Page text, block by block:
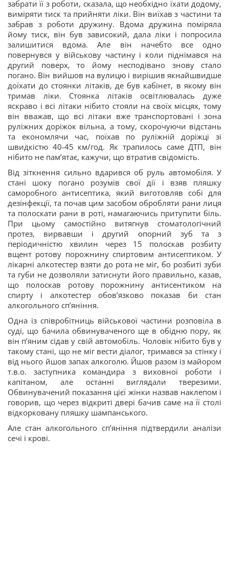
забрати її з роботи, сказала, що необхідно їхати додому,
виміряти тиск та прийняти ліки. Він виїхав з частини та
забрав з роботи дружину. Вдома дружина поміряла
йому тиск, він був зависокий, дала ліки і попросила
залишитися вдома. Але він начебто все одно
повернувся у військову частину і коли піднімався на
другий поверх, то йому несподівано знову стало
погано. Він вийшов на вулицю і вирішив якнайшвидше
доїхати до стоянки літаків, де був кабінет, в якому він
тримав ліки. Стоянка літаків освітлювалась дуже
яскраво і всі літаки нібито стояли на своїх місцях, тому
він вважав, що всі літаки вже транспортовані і зона
руліжних доріжок вільна, а тому, скорочуючи відстань
та економлячи час, поїхав по руліжній доріжці зі
швидкістю 40-45 км/год. Як трапилось саме ДТП, він
нібито не памʼятає, кажучи, що втратив свідомість.
Від зіткнення сильно вдарився об руль автомобіля. У
стані шоку погано розумів свої дії і взяв пляшку
саморобного антисептика, який виготовляв собі для
дезінфекції, та почав цим засобом обробляти рани лиця
та полоскати рани в роті, намагаючись притупити біль.
При цьому самостійно витягнув стоматологічний
протез, вирвавши і другий опорний зуб та з
періодичністю хвилин через 15 полоскав розбиту
вщент ротову порожнину спиртовим антисептиком. У
лікарні алкотестер взяти до рота не міг, бо розбиті зуби
та губи не дозволяли затиснути його правильно, казав,
що полоскав ротову порожнину антисентиком на
спирту і алкотестер обовʼязково показав би стан
алкогольного спʼяніння.
Одна із співробітниць військової частини розповіла в
суді, що бачила обвинуваченого ще в обідню пору, як
він пʼяним сідав у свій автомобіль. Чоловік нібито був у
такому стані, що не міг вести діалог, тримався за стінку і
від нього йшов запах алкоголю. Йшов разом із майором
т.в.о. заступника командира з виховної роботи і
капітаном, але останні виглядали тверезими.
Обвинувачений показання цієї жінки назвав наклепом і
говорив, що через відкриті двері бачив саме на її столі
відкорковану пляшку шампанського.
Але стан алкогольного спʼяніння підтвердили аналізи
сечі і крові.